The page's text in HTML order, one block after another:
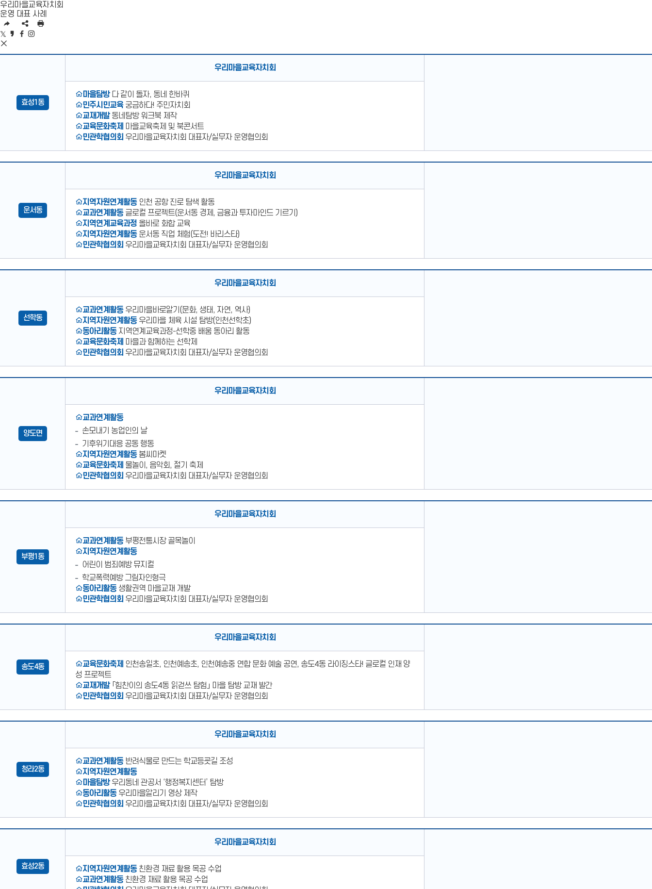
우리마을교육자치회
운영 대표 사례
URL
복
SNS
공
트
위
터
카
오
유
페
스
인
타
공
효성1동
우리마을교육자치회
마을탐방다 같이 돌자, 동네 한바퀴
민주시민교육궁금하다! 주민자치회
교재개발동네탐방 워크북 제작
교육문화축제
마을교육축제 및 북콘서트
민관학협의회 우리마을교육자치회 대표자/실무자 운영협의회
운서동
우리마을교육자치회
지역자원연계활동인천 공항 진로 탐색 활동
교과연계활동글로컬 프로젝트(운서동 경제, 금융과 투자마인드 기르기)
지역연계교육과정 올바로 화합 교육
지역자원연계활동운서동 직업 체험(도전! 바리스타)
민관학협의회 우리마을교육자치회 대표자/실무자 운영협의회
선학동
우리마을교육자치회
교과연계활동우리마을바로알기(문화, 생태, 자연, 역사)
지역자원연계활동우리마을 체육 시설 탐방(인천선학초)
동아리활동지역연계교육과정-선학중 배움 동아리 활동
교육문화축제
마을과 함께하는 선학제
민관학협의회 우리마을교육자치회 대표자/실무자 운영협의회
양도면
우리마을교육자치회
교과연계활동
손모내기 농업인의 날
기후위기대응 공동 행동
지역자원연계활동봄씨마켓
교육문화축제 물놀이, 음악회, 절기 축제
민관학협의회 우리마을교육자치회 대표자/실무자 운영협의회
부평1동
우리마을교육자치회
교과연계활동부평전통시장 골목놀이
지역자원연계활동
어린이 범죄예방 뮤지컬
학교폭력예방 그림자인형극
동아리활동생활권역 마을교재 개발
민관학협의회 우리마을교육자치회 대표자/실무자 운영협의회
운영대표사례
송도4동
우리마을교육자치회
교육문화축제 인천송일초, 인천예송초, 인천예송중 연합 문화 예술 공연, 송도4동 라이징스타! 글로컬 인재 양
성 프로젝트
교재개발「힘찬이의 송도4동 읽걷쓰 탐험」 마을 탐방 교재 발간
민관학협의회 우리마을교육자치회 대표자/실무자 운영협의회
청라2동
우리마을교육자치회
교과연계활동반려식물로 만드는 학교등굣길 조성
지역자원연계활동
마을탐방우리동네 관공서 ‘행정복지센터’ 탐방
동아리활동우리마을알리기 영상 제작
민관학협의회 우리마을교육자치회 대표자/실무자 운영협의회
운영대표사례
효성2동
우리마을교육자치회
지역자원연계활동친환경 재료 활용 목공 수업
교과연계활동친환경 재료 활용 목공 수업